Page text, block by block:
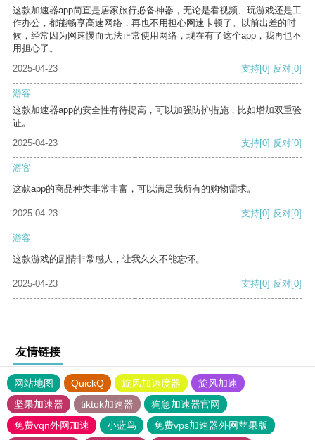
这款加速器app简直是居家旅行必备神器，无论是看视频、玩游戏还是工
作办公，都能畅享高速网络，再也不用担心网速卡顿了。以前出差的时
候，经常因为网速慢而无法正常使用网络，现在有了这个app，我再也不
用担心了。
2025-04-23
支持[0] 反对[0]
游客
这款加速器app的安全性有待提高，可以加强防护措施，比如增加双重验
证。
2025-04-23
支持[0] 反对[0]
游客
这款app的商品种类非常丰富，可以满足我所有的购物需求。
2025-04-23 支持[0] 反对[0]
游客
这款游戏的剧情非常感人，让我久久不能忘怀。
2025-04-23 支持[0] 反对[0]
友情链接
网站地图 QuickQ 旋风加速度器
旋风加速
坚果加速器
tiktok加速器
狗急加速器官网
免费vqn外网加速
小蓝鸟
免费vps加速器外网苹果版